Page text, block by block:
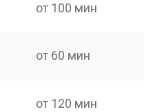
от 100 мин
от 60 мин
от 120 мин